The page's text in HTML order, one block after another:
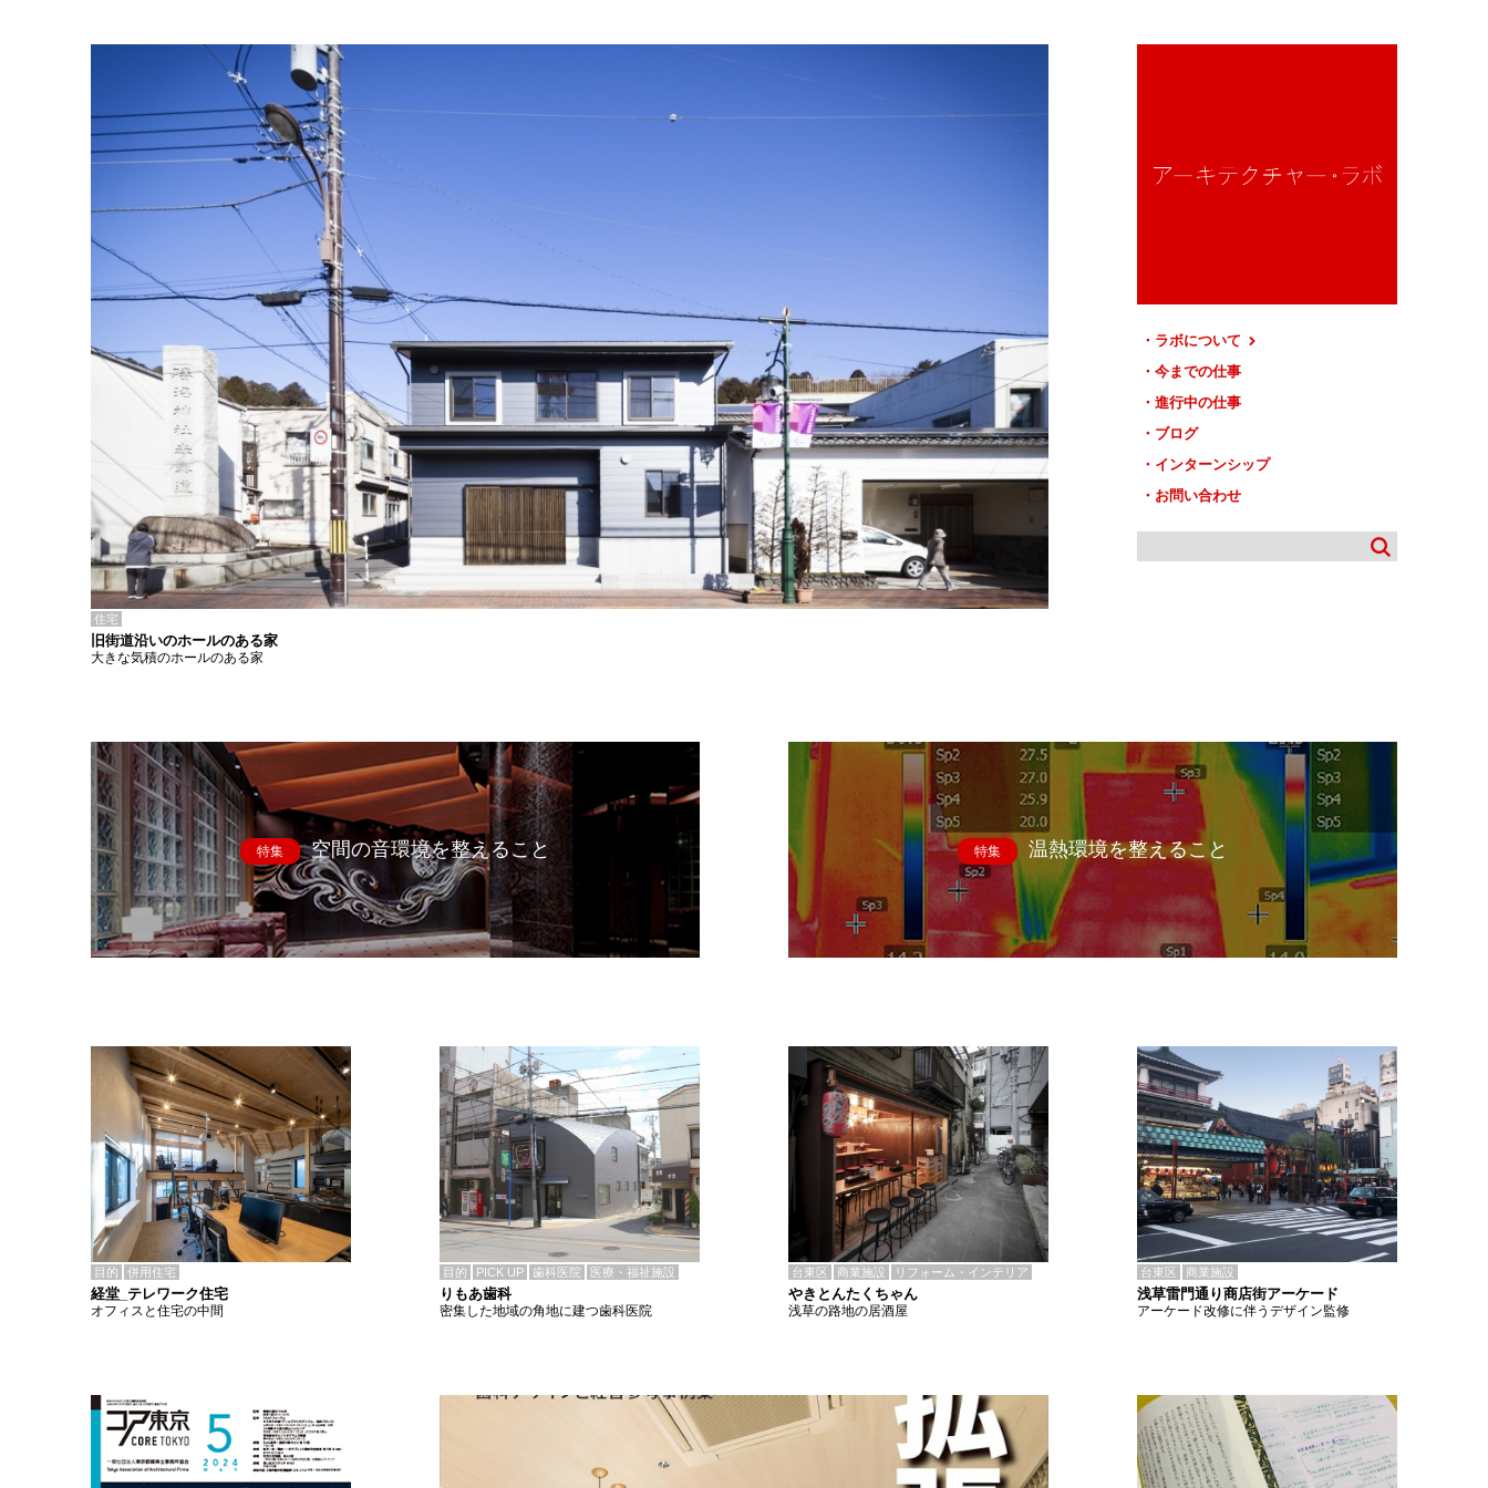
ラボについて
今までの仕事
進行中の仕事
ブログ
インターンシップ
お問い合わせ
住宅
旧街道沿いのホールのある家
大きな気積のホールのある家
特集 空間の音環境を整えること 特集 温熱環境を整えること
目的 併用住宅
経堂_テレワーク住宅
オフィスと住宅の中間
目的 PICK UP 歯科医院 医療・福祉施設
りもあ歯科
密集した地域の角地に建つ歯科医院
台東区 商業施設 リフォーム・インテリア
やきとんたくちゃん
浅草の路地の居酒屋
台東区 商業施設
浅草雷門通り商店街アーケード
アーケード改修に伴うデザイン監修